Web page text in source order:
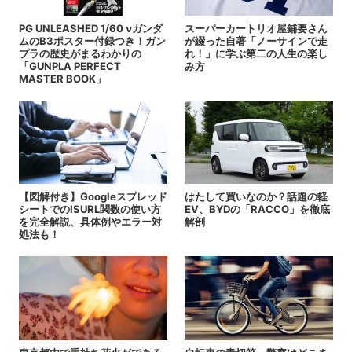
PG UNLEASHED 1/60 νガンダ
ムのB3ポスター付録つき！ガン
プラの歴史がまるわかりの
「GUNPLA PERFECT
MASTER BOOK」
スーパーカートリオ屋鋪要さん
が綴った自著「ノーサインで走
れ！」に学ぶ第二の人生の楽し
み方
【図解付き】Googleスプレッド
シートでのISURL関数の使い方
を完全解説、具体例やエラー対
処法も！
はたして買いなのか？話題の軽
EV、BYDの「RACCO」を徹底
解剖